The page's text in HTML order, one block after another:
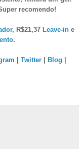
recomendo!
, R$21,37 Leave-ine
.
Twitter| Blog